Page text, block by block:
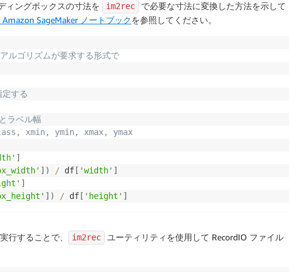
ィングボックスの寸法を im2rec
で必要な寸法に変換した方法を示して
SageMaker ノートブックを参照してください。
ルゴリズムが要求する形式で
する
ラベル幅
xmin, ymin, xmax, ymax
]
] ) / df [ 'width' ]
]
] ) / df [ 'height' ]
行することで、 im2rec
ユーティリティを使用して RecordIO ファイル